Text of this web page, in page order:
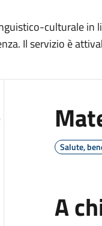
culturale in
Il servizio è
Salute,
A